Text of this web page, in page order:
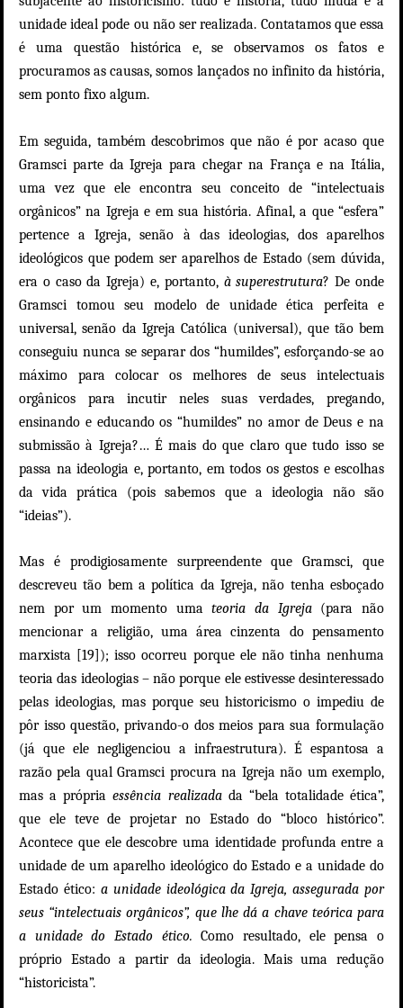
unidade ideal pode ou não ser realizada. Contatamos que essa
é uma questão histórica e, se observamos os fatos e
procuramos as causas, somos lançados no infinito da história,
sem ponto fixo algum.
Em seguida, também descobrimos que não é por acaso que
Gramsci parte da Igreja para chegar na França e na Itália,
uma vez que ele encontra seu conceito de “intelectuais
orgânicos” na Igreja e em sua história. Afinal, a que “esfera”
pertence a Igreja, senão à das ideologias, dos aparelhos
ideológicos que podem ser aparelhos de Estado (sem dúvida,
era o caso da Igreja) e, portanto, à superestrutura? De onde
Gramsci tomou seu modelo de unidade ética perfeita e
universal, senão da Igreja Católica (universal), que tão bem
conseguiu nunca se separar dos “humildes”, esforçando-se ao
máximo para colocar os melhores de seus intelectuais
orgânicos para incutir neles suas verdades, pregando,
ensinando e educando os “humildes” no amor de Deus e na
submissão à Igreja?… É mais do que claro que tudo isso se
passa na ideologia e, portanto, em todos os gestos e escolhas
da vida prática (pois sabemos que a ideologia não são
“ideias”).
Mas é prodigiosamente surpreendente que Gramsci, que
descreveu tão bem a política da Igreja, não tenha esboçado
nem por um momento umateoria da Igreja (para não
mencionar a religião, uma área cinzenta do pensamento
marxista [19]); isso ocorreu porque ele não tinha nenhuma
teoria das ideologias – não porque ele estivesse desinteressado
pelas ideologias, mas porque seu historicismo o impediu de
pôr isso questão, privando-o dos meios para sua formulação
(já que ele negligenciou a infraestrutura). É espantosa a
razão pela qual Gramsci procura na Igreja não um exemplo,
mas a própriaessência realizada da “bela totalidade ética”,
que ele teve de projetar no Estado do “bloco histórico”.
Acontece que ele descobre uma identidade profunda entre a
unidade de um aparelho ideológico do Estado e a unidade do
Estado ético: a unidade ideológica da Igreja, assegurada por
seus “intelectuais orgânicos”, que lhe dá a chave teórica para
a unidade do Estado ético.Como resultado, ele pensa o
próprio Estado a partir da ideologia. Mais uma redução
“historicista”.